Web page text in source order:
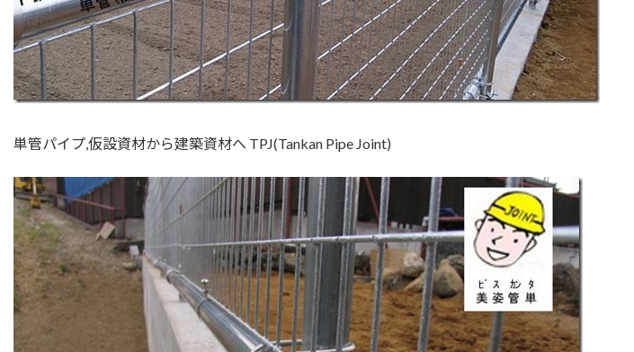
単管パイプ,仮設資材から建築資材へ TPJ(Tankan Pipe Joint)